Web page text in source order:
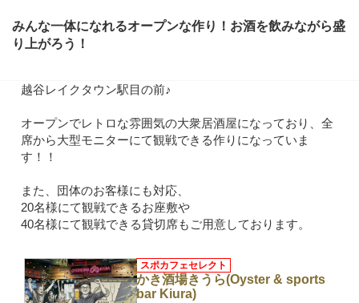
みんな一体になれるオープンな作り！お酒を飲みながら盛
り上がろう！
越谷レイクタウン駅目の前♪
オープンでレトロな雰囲気の大衆居酒屋になっており、全
席から大型モニターにて観戦できる作りになっていま
す！！
また、団体のお客様にも対応、
20名様にて観戦できるお座敷や
40名様にて観戦できる貸切席もご用意しております。
かき酒場きうら(Oyster & sports
bar Kiura)
スポカフェセレクト